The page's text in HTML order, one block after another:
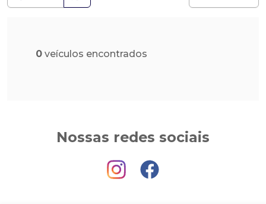
0 veículos encontrados
Nossas redes sociais